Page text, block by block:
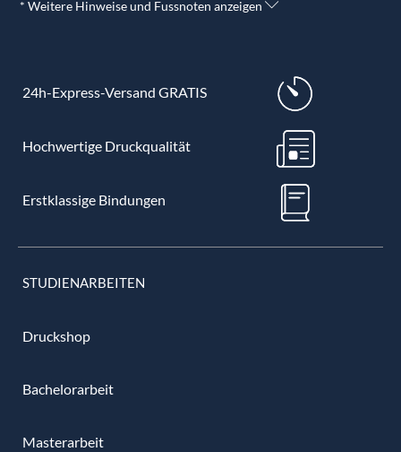
* Weitere Hinweise und Fussnoten anzeigen
24h-Express-Versand GRATIS
Hochwertige Druckqualität
Erstklassige Bindungen
STUDIENARBEITEN
Druckshop
Bachelorarbeit
Masterarbeit